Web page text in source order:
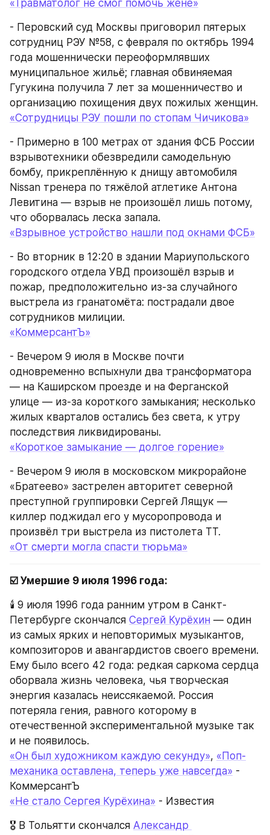
«Травматолог не смог помочь жене»
- Перовский суд Москвы приговорил пятерых
сотрудниц РЭУ №58, с февраля по октябрь 1994
года мошеннически переоформлявших
муниципальное жильё; главная обвиняемая
Гугукина получила 7 лет за мошенничество и
организацию похищения двух пожилых женщин.
«Сотрудницы РЭУ пошли по стопам Чичикова»
- Примерно в 100 метрах от здания ФСБ России
взрывотехники обезвредили самодельную
бомбу, прикреплённую к днищу автомобиля
Nissan тренера по тяжёлой атлетике Антона
Левитина — взрыв не произошёл лишь потому,
что оборвалась леска запала.
«Взрывное устройство нашли под окнами ФСБ»
- Во вторник в 12:20 в здании Мариупольского
городского отдела УВД произошёл взрыв и
пожар, предположительно из-за случайного
выстрела из гранатомёта: пострадали двое
сотрудников милиции.
«КоммерсантЪ»
- Вечером 9 июля в Москве почти
одновременно вспыхнули два трансформатора
— на Каширском проезде и на Ферганской
улице — из-за короткого замыкания; несколько
жилых кварталов остались без света, к утру
последствия ликвидированы.
«Короткое замыкание — долгое горение»
- Вечером 9 июля в московском микрорайоне
«Братеево» застрелен авторитет северной
преступной группировки Сергей Лящук —
киллер поджидал его у мусоропровода и
произвёл три выстрела из пистолета ТТ.
«От смерти могла спасти тюрьма»
☑️ Умершие 9 июля 1996 года:
🕯️ 9 июля 1996 года ранним утром в Санкт-
Петербурге скончался Сергей Курёхин — один
из самых ярких и неповторимых музыкантов,
композиторов и авангардистов своего времени.
Ему было всего 42 года: редкая саркома сердца
оборвала жизнь человека, чья творческая
энергия казалась неиссякаемой. Россия
потеряла гения, равного которому в
отечественной экспериментальной музыке так
и не появилось.
«Он был художником каждую секунду», «Поп-
механика оставлена, теперь уже навсегда» -
КоммерсантЪ
«Не стало Сергея Курёхина» - Известия
🎖️ В Тольятти скончался Александр